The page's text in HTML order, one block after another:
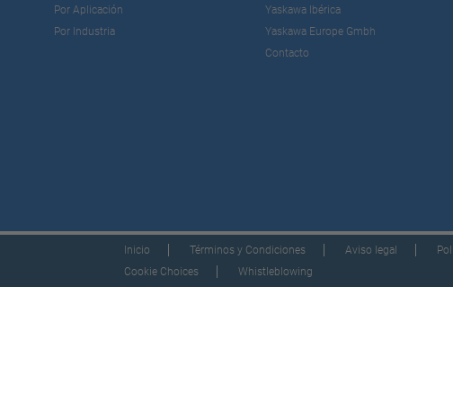
Por Aplicación
Por Industria
Yaskawa Ibérica
Yaskawa Europe Gmbh
Contacto
Inicio Términos y Condiciones Aviso legal
Cookie Choices
Whistleblowing